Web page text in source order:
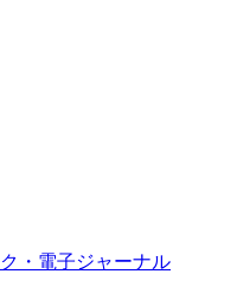
・電子ジャーナル